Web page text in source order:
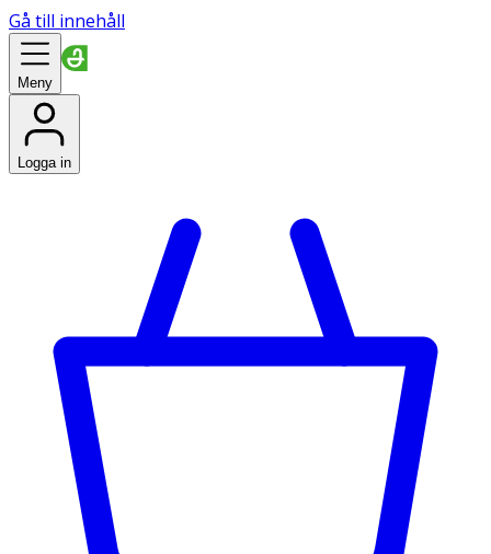
Gå till innehåll
Meny
Logga in